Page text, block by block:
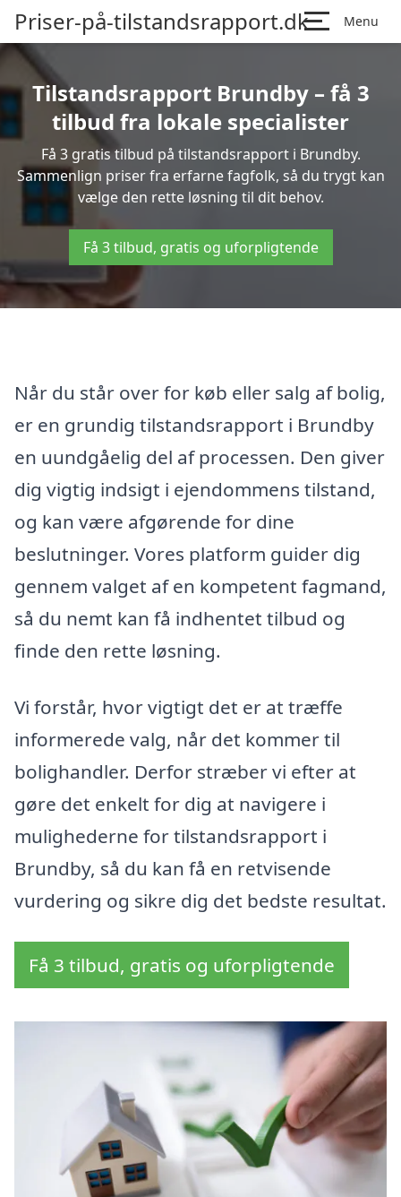
Priser-på-tilstandsrapport.dk Menu
Tilstandsrapport Brundby – få 3
tilbud fra lokale specialister
Få 3 gratis tilbud på tilstandsrapport i Brundby.
Sammenlign priser fra erfarne fagfolk, så du trygt kan
vælge den rette løsning til dit behov.
Få 3 tilbud, gratis og uforpligtende
Når du står over for køb eller salg af bolig,
er en grundig tilstandsrapport i Brundby
en uundgåelig del af processen. Den giver
dig vigtig indsigt i ejendommens tilstand,
og kan være afgørende for dine
beslutninger. Vores platform guider dig
gennem valget af en kompetent fagmand,
så du nemt kan få indhentet tilbud og
finde den rette løsning.
Vi forstår, hvor vigtigt det er at træffe
informerede valg, når det kommer til
bolighandler. Derfor stræber vi efter at
gøre det enkelt for dig at navigere i
mulighederne for tilstandsrapport i
Brundby, så du kan få en retvisende
vurdering og sikre dig det bedste resultat.
Få 3 tilbud, gratis og uforpligtende